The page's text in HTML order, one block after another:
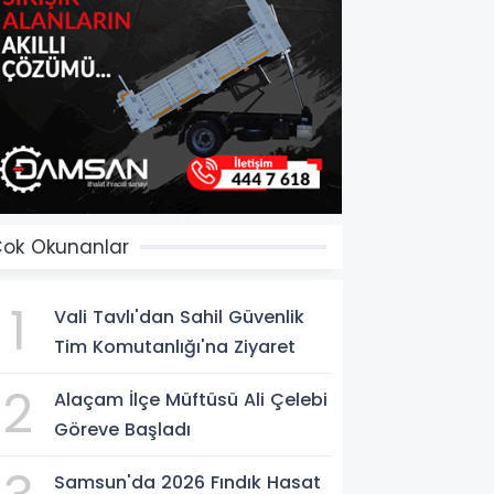
Okunanlar
1
Vali Tavlı'dan Sahil Güvenlik
Tim Komutanlığı'na Ziyaret
2
Alaçam İlçe Müftüsü Ali Çelebi
Göreve Başladı
Samsun'da 2026 Fındık Hasat